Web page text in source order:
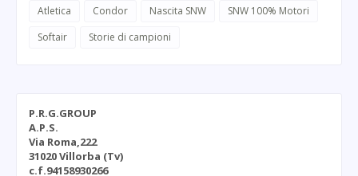
Atletica
Condor Nascita SNW
SNW 100% Motori
Softair
Storie di campioni
P.R.G.GROUP
A.P.S.
Via Roma,222
31020 Villorba (Tv)
c.f.94158930266